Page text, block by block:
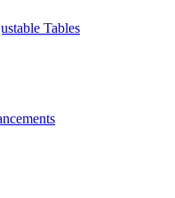
Tables